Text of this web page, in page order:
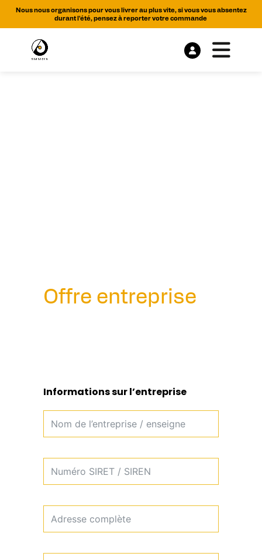
Nous nous organisons pour vous livrer au plus vite, si vous vous absentez
durant l'été, pensez à reporter votre commande
Offre entreprise
Informations sur l’entreprise